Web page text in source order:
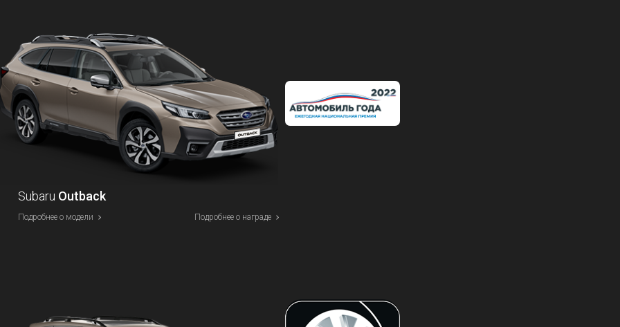
Subaru Outback
Подробнее о модели Подробнее о награде